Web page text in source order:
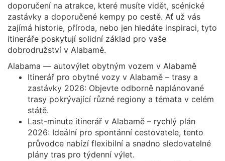
doporučení na atrakce, které musíte vidět, scénické
zastávky a doporučené kempy po cestě. Ať už vás
zajímá historie, příroda, nebo jen hledáte inspiraci, tyto
itineráře poskytují solidní základ pro vaše
dobrodružství v Alabamě.
Alabama — autovýlet obytným vozem v Alabamě
Itinerář pro obytné vozy v Alabamě – trasy a
zastávky 2026: Objevte odborně naplánované
trasy pokrývající různé regiony a témata v celém
státě.
Last-minute itinerář v Alabamě – rychlý plán
2026: Ideální pro spontánní cestovatele, tento
průvodce nabízí flexibilní a snadno sledovatelné
plány tras pro týdenní výlet.